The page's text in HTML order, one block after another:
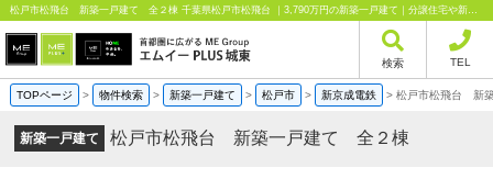
松戸市松飛台 新築一戸建て 全２棟 千葉県松戸市松飛台 ｜3,790万円の新築一戸建て｜分譲住宅や新築物件｜エムイーPLUS城東株式会社
検索 TEL
TOPページ > 物件検索 > 新築一戸建て > 松戸市 > 新京成電鉄 > 松戸市松飛台 新
新築一戸建て 松戸市松飛台 新築一戸建て 全２棟